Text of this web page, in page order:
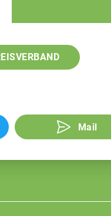
Mail